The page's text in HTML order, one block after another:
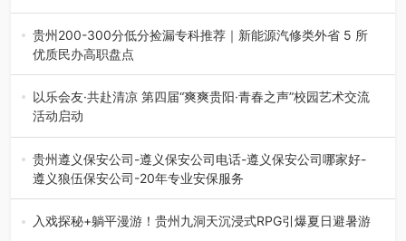
2026年7月31日，喜百年装饰“一口价·超极放心装”新品发布
会在贵阳隆重举行。…
贵州200-300分低分捡漏专科推荐｜新能源汽修类外省 5 所
优质民办高职盘点
在贵州省高考志愿填报体系中，200至300分数段考生可选择
的省内工科、新能源汽车…
以乐会友·共赴清凉 第四届“爽爽贵阳·青春之声”校园艺术交流
活动启动
七月的贵阳，清风送爽，第四届“爽爽贵阳·青春之声”校园管
弦乐（合唱）艺术交流活动…
贵州遵义保安公司-遵义保安公司电话-遵义保安公司哪家好-
遵义狼伍保安公司-20年专业安保服务
在遵义，不管是企业园区运营、小区物业管理、建筑工地施
工、商业商场经营，还是举办各…
入戏探秘+躺平漫游！贵州九洞天沉浸式RPG引爆夏日避暑游